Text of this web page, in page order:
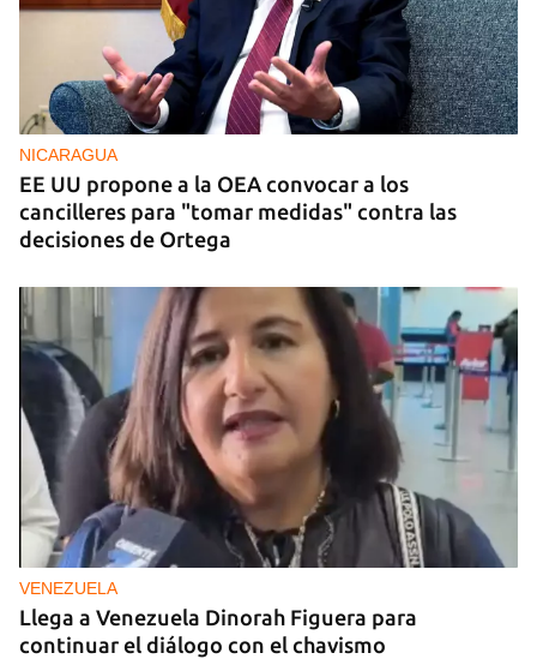
NICARAGUA
EE UU propone a la OEA convocar a los
cancilleres para "tomar medidas" contra las
decisiones de Ortega
VENEZUELA
Llega a Venezuela Dinorah Figuera para
continuar el diálogo con el chavismo